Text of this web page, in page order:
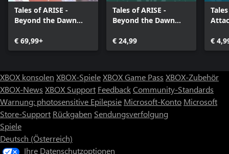
Tales of ARISE -
Beyond the Dawn
€ 69,99+
Tales of ARISE -
Beyond the Dawn
Pack
€ 24,99 €
XBOX konsolen XBOX-SpieleXBOX Game Pass XBOX-Zubehör
XBOX-News XBOX Support FeedbackCommunity-Standards
Warnung: photosensitive Epilepsie Microsoft-Konto Microsoft
Store-Support Rückgaben Sendungsverfolgung
Spiele
Deutsch (Österreich)
Ihre Datenschutzoptionen